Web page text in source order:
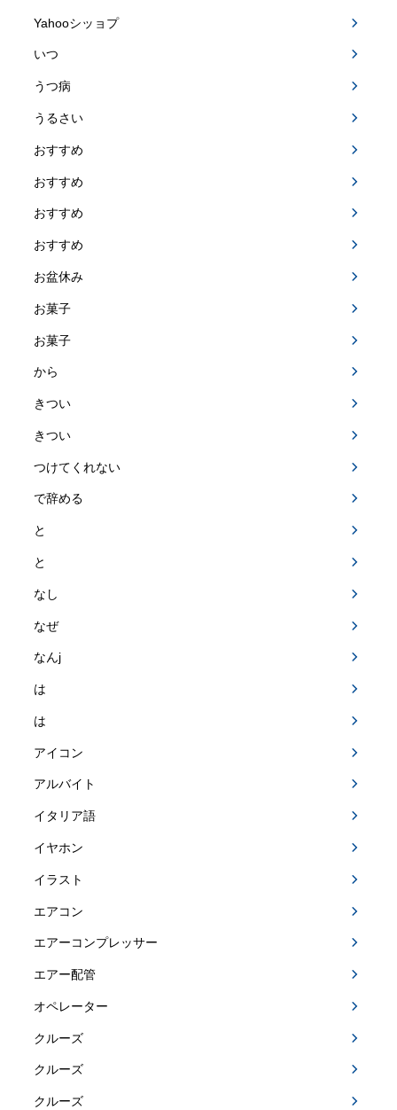
Yahooシッョプ
いつ
うつ病
うるさい
おすすめ
おすすめ
おすすめ
おすすめ
お盆休み
お菓子
お菓子
から
きつい
きつい
つけてくれない
で辞める
と
と
なし
なぜ
なんj
は
は
アイコン
アルバイト
イタリア語
イヤホン
イラスト
エアコン
エアーコンプレッサー
エアー配管
オペレーター
クルーズ
クルーズ
クルーズ